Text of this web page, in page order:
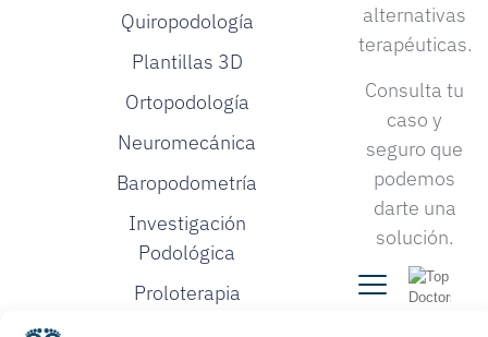
Quiropodología
Plantillas 3D
Ortopodología
Neuromecánica
Baropodometría
Investigación
Podológica
Proloterapia
alternativas
terapéuticas.
Consulta tu
caso y
seguro que
podemos
darte una
solución.